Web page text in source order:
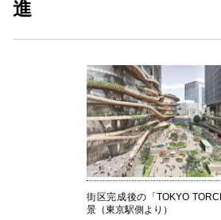
進
街区完成後の「TOKYO
景（東京駅側より）